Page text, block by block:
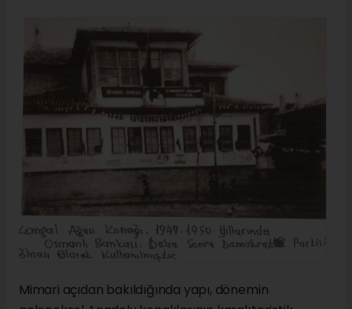
Mimari açıdan bakıldığında yapı, dönemin